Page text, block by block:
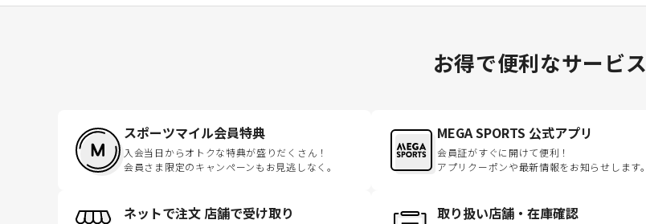
お得で便利なサービス
スポーツマイル会員特典
入会当日からオトクな特典が盛りだくさん！
会員さま限定のキャンペーンもお見逃しなく。
MEGA SPORTS 公式アプリ
会員証がすぐに開けて便利！
アプリクーポンや最新情報をお知らせします。
ネットで注文 店舗で受け取り 取り扱い店舗・在庫確認